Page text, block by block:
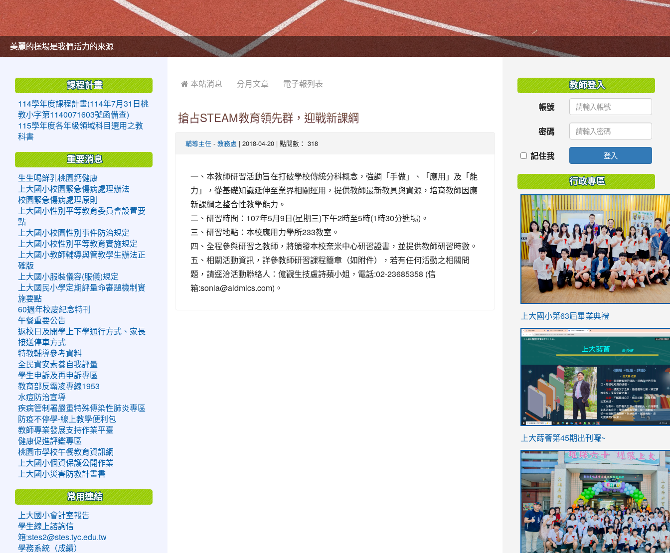
美麗的操場是我們活力的來源
美麗的操場是我們活力的來源
煥然一新的小司令台
煥然一新的小司令台
富含桃園埤塘田園風光意象的中廊
富含桃園埤塘田園風光意象的中廊
嶄新的中庭廣場
嶄新的中庭廣場
水生池生生不息
水生池生生不息
 本站消息 分月文章 電子報列表
搶占STEAM教育領先群，迎戰新課綱
輔導主任 - 教務處 | 2018-04-20 | 點閱數： 318
一、本教師研習活動旨在打破學校傳統分科概念，強調「手做」、「應用」及「能
力」，從基礎知識延伸至業界相關運用，提供教師最新教具與資源，培育教師因應
新課綱之整合性教學能力。
二、研習時間：107年5月9日(星期三)下午2時至5時(1時30分進場)。
三、研習地點：本校應用力學所233教室。
四、全程參與研習之教師，將頒發本校奈米中心研習證書，並提供教師研習時數。
五、相關活動資訊，詳參教師研習課程簡章（如附件），若有任何活動之相關問
題，請逕洽活動聯絡人：億觀生技盧詩蘋小姐，電話:02-23685358 (信
箱:sonia@aidmics.com)。
課程計畫
114學年度課程計畫(114年7月31日桃
教小字第1140071603號函備查)
115學年度各年級領域科目選用之教
科書
重要消息
生生喝鮮乳桃園鈣健康
上大國小校園緊急傷病處理辦法
校園緊急傷病處理原則
上大國小性別平等教育委員會設置要
點
上大國小校園性別事件防治規定
上大國小校性別平等教育實施規定
上大國小教師輔導與管教學生辦法正
確版
上大國小服裝儀容(服儀)規定
上大國民小學定期評量命審題機制實
施要點
60週年校慶紀念特刊
午餐重要公告
返校日及開學上下學通行方式、家長
接送停車方式
特教輔導參考資料
全民資安素養自我評量
學生申訴及再申訴專區
教育部反霸凌專線1953
水痘防治宣導
疾病管制署嚴重特殊傳染性肺炎專區
防疫不停學-線上教學便利包
教師專業發展支持作業平臺
健康促進評鑑專區
桃園市學校午餐教育資訊網
上大國小個資保護公開作業
上大國小災害防救計畫書
常用連結
上大國小會計室報告
學生線上諮詢信
箱:stes2@stes.tyc.edu.tw
學務系統（成績）
教師登入
帳號
密碼
記住我 登入
行政專區
link
https://sites.google.com/stes.tyc.edu.tw/
上大國小第63屆畢業典禮
link
ink
https://sites.google.com/stes.tyc.edu.tw/
link
https://sites.google.com/stes.tyc.edu.tw/
上大蒔薈第45期出刊囉~